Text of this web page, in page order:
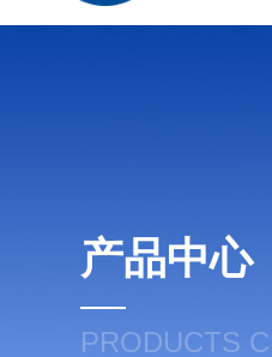
产品中心
PRODUCTS